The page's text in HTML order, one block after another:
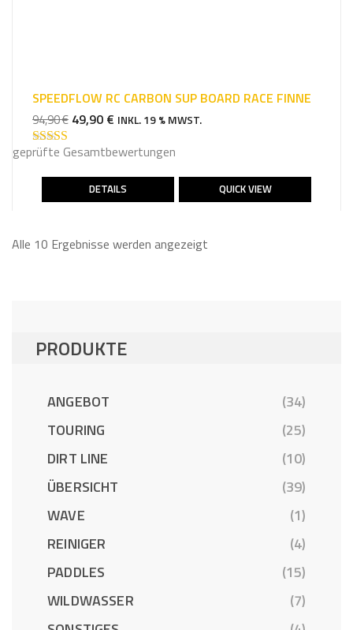
SPEEDFLOW RC CARBON SUP BOARD RACE FINNE
94,90€ URSPRÜNGLICHER
WAR:
94,90 €
49,90 € AKTUELLER
IST:
49,90 €.
INKL. 19 % MWST.
Bewertet mit
geprüfte Gesamtbewertungen
DETAILS QUICK VIEW
Alle 10 Ergebnisse werden angezeigt
PRODUKTE
ANGEBOT
(34)
TOURING
(25)
DIRT LINE
(10)
ÜBERSICHT
(39)
WAVE
(1)
REINIGER
(4)
PADDLES
(15)
WILDWASSER
(7)